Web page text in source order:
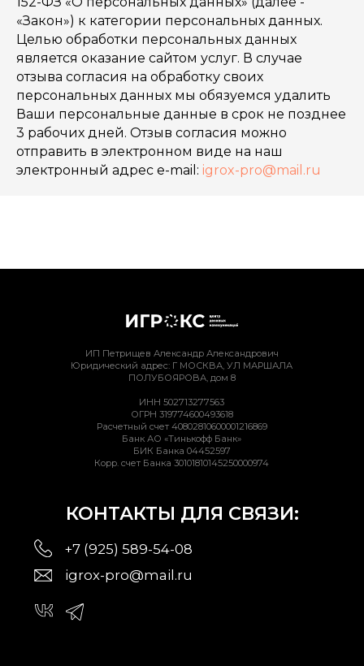
«Закон») к категории персональных данных.
Целью обработки персональных данных
является оказание сайтом услуг. В случае
отзыва согласия на обработку своих
персональных данных мы обязуемся удалить
Ваши персональные данные в срок не позднее
3 рабочих дней. Отзыв согласия можно
отправить в электронном виде на наш
электронный адрес e-mail: igrox-pro@mail.ru
ИП Петрищев Александр Александрович
Юридический адрес: Г МОСКВА, УЛ МАРШАЛА
ПОЛУБОЯРОВА, дом 8
ИНН 502713277563
ОГРН 319774600493618
+7 (925) 589-54-08
Договор оферты (марафон)
Договор оферты
Политика конфиденциальности
Meta признана экстремистской организацией В РФ